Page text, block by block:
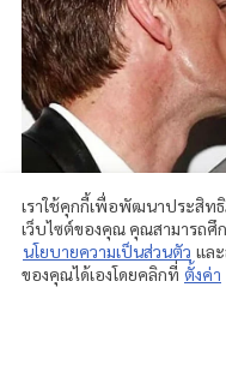
เราใช้คุกกี้เพื่อพัฒนาประสิท
เว็บไซต์ของคุณ คุณสามารถศึ
นโยบายความเป็นส่วนตัว แล
ของคุณได้เองโดยคลิกที่ ตั้งค่า